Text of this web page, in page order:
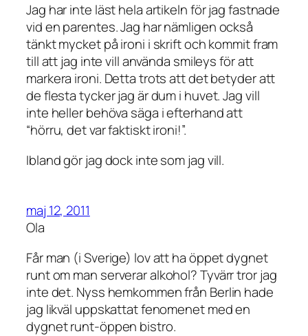
Jag har inte läst hela artikeln för jag fastnade
vid en parentes. Jag har nämligen också
tänkt mycket på ironi i skrift och kommit fram
till att jag inte vill använda smileys för att
markera ironi. Detta trots att det betyder att
de flesta tycker jag är dum i huvet. Jag vill
inte heller behöva säga i efterhand att
“hörru, det var faktiskt ironi!”.
Ibland gör jag dock inte som jag vill.
maj 12, 2011
Ola
Får man (i Sverige) lov att ha öppet dygnet
runt om man serverar alkohol? Tyvärr tror jag
inte det. Nyss hemkommen från Berlin hade
jag likväl uppskattat fenomenet med en
dygnet runt-öppen bistro.